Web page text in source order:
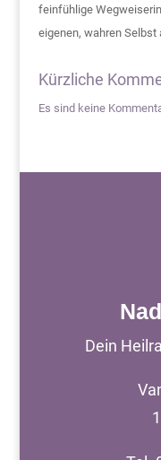
feinfühlige
eigenen, wahren Selbst
Kürzliche
Es sind keine
Dein